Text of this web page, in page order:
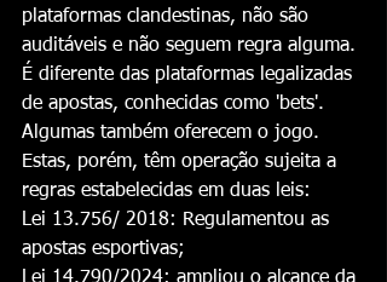
plataformas clandestinas, não são
auditáveis e não seguem regra alguma.
É diferente das plataformas legalizadas
de apostas, conhecidas como 'bets'.
Algumas também oferecem o jogo.
Estas, porém, têm operação sujeita a
regras estabelecidas em duas leis:
Lei 13.756/ 2018: Regulamentou as
apostas esportivas;